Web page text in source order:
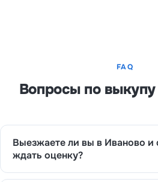
FAQ
Вопросы по
Выезжаете ли вы в Иваново и
ждать оценку?